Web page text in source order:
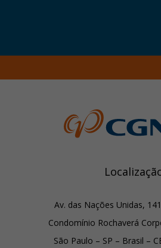
Av. das Nações Unidas,
Condomínio Rochaverá
São Paulo – SP – Brasil –